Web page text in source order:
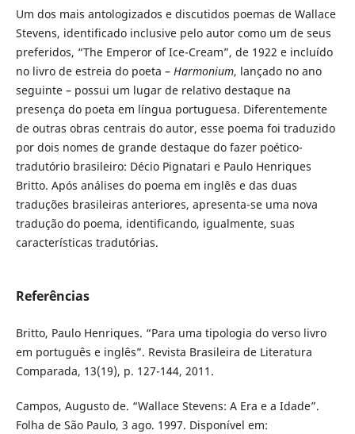
Um dos mais antologizados e discutidos poemas de Wallace
Stevens, identificado inclusive pelo autor como um de seus
preferidos, “The Emperor of Ice-Cream”, de 1922 e incluído
no livro de estreia do poeta – Harmonium, lançado no ano
seguinte – possui um lugar de relativo destaque na
presença do poeta em língua portuguesa. Diferentemente
de outras obras centrais do autor, esse poema foi traduzido
por dois nomes de grande destaque do fazer poético-
tradutório brasileiro: Décio Pignatari e Paulo Henriques
Britto. Após análises do poema em inglês e das duas
traduções brasileiras anteriores, apresenta-se uma nova
tradução do poema, identificando, igualmente, suas
características tradutórias.
Referências
Britto, Paulo Henriques. “Para uma tipologia do verso livro
em português e inglês”. Revista Brasileira de Literatura
Comparada, 13(19), p. 127-144, 2011.
Campos, Augusto de. “Wallace Stevens: A Era e a Idade”.
Folha de São Paulo, 3 ago. 1997. Disponível em: